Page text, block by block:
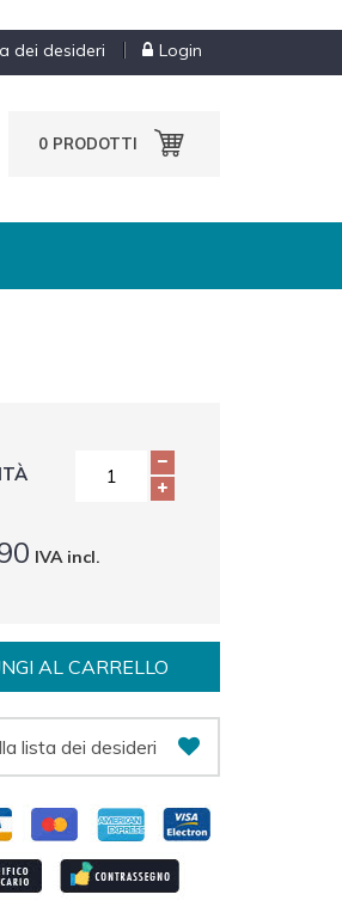
dei desideri Login
0 PRODOTTI
IVA incl.
AL CARRELLO
lista dei desideri